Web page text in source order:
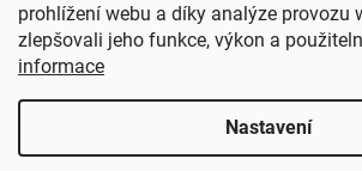
prohlížení webu a díky analýze provozu
zlepšovali jeho funkce, výkon a
informace
Nastavení
19/07/2025